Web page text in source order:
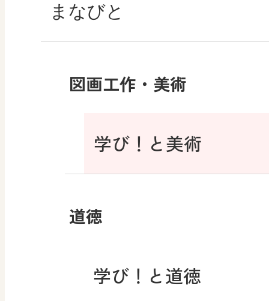
まなびと
図画工作・美術
学び！と美術
道徳
学び！と道徳